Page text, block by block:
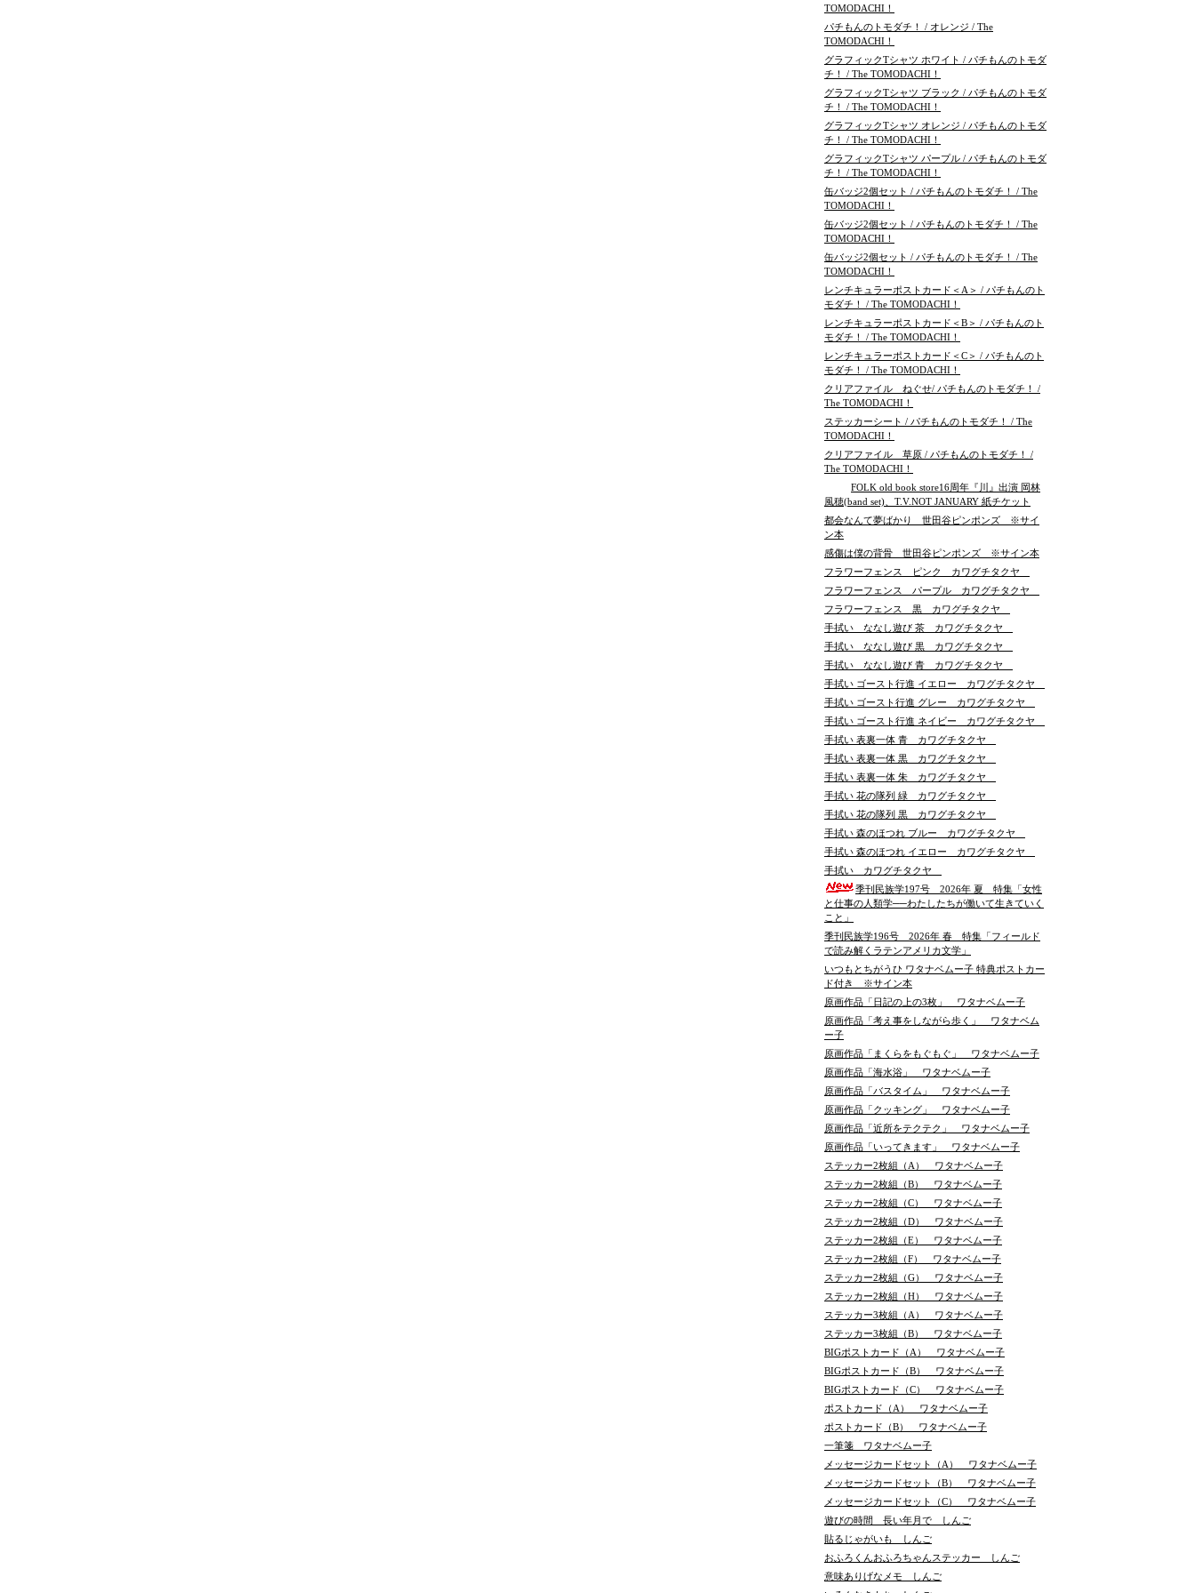
TOMODACHI！
パチもんのトモダチ！ / オレンジ / The
TOMODACHI！
グラフィックTシャツ ホワイト / パチもんのトモダ
チ！ / The TOMODACHI！
グラフィックTシャツ ブラック / パチもんのトモダ
チ！ / The TOMODACHI！
グラフィックTシャツ オレンジ / パチもんのトモダ
チ！ / The TOMODACHI！
グラフィックTシャツ パープル / パチもんのトモダ
チ！ / The TOMODACHI！
缶バッジ2個セット / パチもんのトモダチ！ / The
TOMODACHI！
缶バッジ2個セット / パチもんのトモダチ！ / The
TOMODACHI！
缶バッジ2個セット / パチもんのトモダチ！ / The
TOMODACHI！
レンチキュラーポストカード＜A＞ / パチもんのト
モダチ！ / The TOMODACHI！
レンチキュラーポストカード＜B＞ / パチもんのト
モダチ！ / The TOMODACHI！
レンチキュラーポストカード＜C＞ / パチもんのト
モダチ！ / The TOMODACHI！
クリアファイル ねぐせ/ パチもんのトモダチ！ /
The TOMODACHI！
ステッカーシート / パチもんのトモダチ！ / The
TOMODACHI！
クリアファイル 草原 / パチもんのトモダチ！ /
The TOMODACHI！
FOLK old book store16周年『川』出演 岡林
風穂(band set)、T.V.NOT JANUARY 紙チケット
都会なんて夢ばかり 世田谷ピンポンズ ※サイ
ン本
感傷は僕の背骨 世田谷ピンポンズ ※サイン本
フラワーフェンス ピンク カワグチタクヤ
フラワーフェンス パープル カワグチタクヤ
フラワーフェンス 黒 カワグチタクヤ
手拭い ななし遊び 茶 カワグチタクヤ
手拭い ななし遊び 黒 カワグチタクヤ
手拭い ななし遊び 青 カワグチタクヤ
手拭い ゴースト行進 イエロー カワグチタクヤ
手拭い ゴースト行進 グレー カワグチタクヤ
手拭い ゴースト行進 ネイビー カワグチタクヤ
手拭い 表裏一体 青 カワグチタクヤ
手拭い 表裏一体 黒 カワグチタクヤ
手拭い 表裏一体 朱 カワグチタクヤ
手拭い 花の隊列 緑 カワグチタクヤ
手拭い 花の隊列 黒 カワグチタクヤ
手拭い 森のほつれ ブルー カワグチタクヤ
手拭い 森のほつれ イエロー カワグチタクヤ
手拭い カワグチタクヤ
季刊民族学197号 2026年 夏 特集「女性
と仕事の人類学──わたしたちが働いて生きていく
こと」
季刊民族学196号 2026年 春 特集「フィールド
で読み解くラテンアメリカ文学」
いつもとちがうひ ワタナベムー子 特典ポストカー
ド付き ※サイン本
原画作品「日記の上の3枚」 ワタナベムー子
原画作品「考え事をしながら歩く」 ワタナベム
ー子
原画作品「まくらをもぐもぐ」 ワタナベムー子
原画作品「海水浴」 ワタナベムー子
原画作品「バスタイム」 ワタナベムー子
原画作品「クッキング」 ワタナベムー子
原画作品「近所をテクテク」 ワタナベムー子
原画作品「いってきます」 ワタナベムー子
ステッカー2枚組（A） ワタナベムー子
ステッカー2枚組（B） ワタナベムー子
ステッカー2枚組（C） ワタナベムー子
ステッカー2枚組（D） ワタナベムー子
ステッカー2枚組（E） ワタナベムー子
ステッカー2枚組（F） ワタナベムー子
ステッカー2枚組（G） ワタナベムー子
ステッカー2枚組（H） ワタナベムー子
ステッカー3枚組（A） ワタナベムー子
ステッカー3枚組（B） ワタナベムー子
BIGポストカード（A） ワタナベムー子
BIGポストカード（B） ワタナベムー子
BIGポストカード（C） ワタナベムー子
ポストカード（A） ワタナベムー子
ポストカード（B） ワタナベムー子
一筆箋 ワタナベムー子
メッセージカードセット（A） ワタナベムー子
メッセージカードセット（B） ワタナベムー子
メッセージカードセット（C） ワタナベムー子
遊びの時間 長い年月で しんご
貼るじゃがいも しんご
おふろくんおふろちゃんステッカー しんご
意味ありげなメモ しんご